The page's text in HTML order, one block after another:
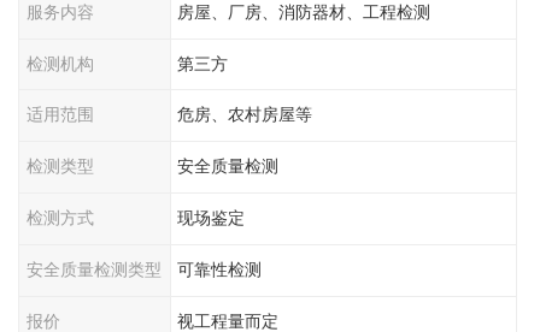
服务内容 房屋、厂房、消防器材、工程检测
检测机构 第三方
适用范围 危房、农村房屋等
检测类型 安全质量检测
检测方式 现场鉴定
安全质量检测类型 可靠性检测
报价 视工程量而定